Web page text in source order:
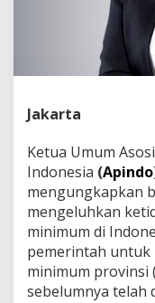
Jakarta
Ketua Umum
Indonesia (Apindo
mengungkapkan
mengeluhkan
minimum di
pemerintah untuk
minimum provinsi
sebelumnya telah